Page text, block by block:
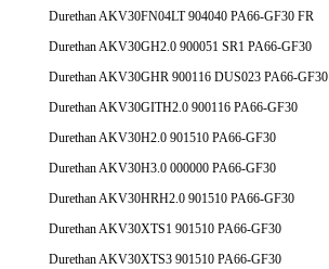
Durethan AKV30FN04LT 904040 PA66-GF30 FR
Durethan AKV30GH2.0 900051 SR1 PA66-GF30
Durethan AKV30GHR 900116 DUS023 PA66-GF30
Durethan AKV30GITH2.0 900116 PA66-GF30
Durethan AKV30H2.0 901510 PA66-GF30
Durethan AKV30H3.0 000000 PA66-GF30
Durethan AKV30HRH2.0 901510 PA66-GF30
Durethan AKV30XTS1 901510 PA66-GF30
Durethan AKV30XTS3 901510 PA66-GF30